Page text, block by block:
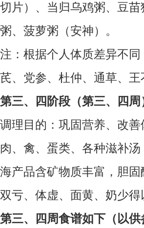
切片）、当归乌鸡粥、豆
粥、菠萝粥（安神）。
注：根据个人体质差异不
芪、党参、杜仲、通草、
第三、四阶段（第三、四
调理目的：巩固营养、改善
肉、禽、蛋类、各种滋补
海产品含矿物质丰富，胆
双亏、体虚、面黄、奶少得
第三、四周食谱如下（以供